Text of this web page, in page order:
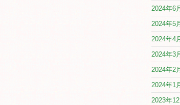
2024年6
2024年5
2024年4
2024年3
2024年2
2024年1
2023年12